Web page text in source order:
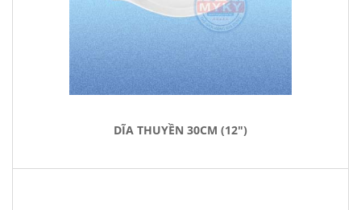
DĨA THUYỀN 30CM (12")